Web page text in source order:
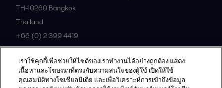
TH-10260 Bangkok
Thailand
+66 (0) 2 399 4419
All offices
เราใช้คุกกี้เพื่อช่วยให้ไซต์ของเราทำงานได้อย่างถูกต้อง แสดง
เนื้อหาและโฆษณาที่ตรงกับความสนใจของผู้ใช้ เปิดให้ใช้
คุณสมบัติทางโซเชียลมีเดีย และเพื่อวิเคราะห์การเข้าถึงข้อมูล